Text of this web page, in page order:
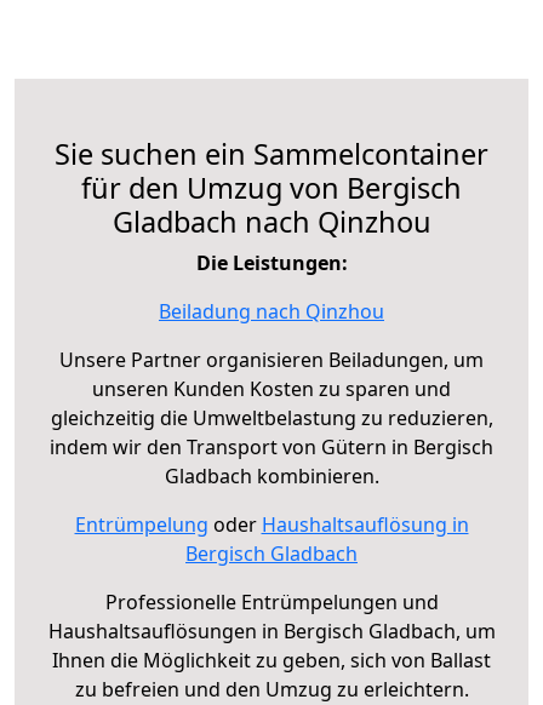
Sie suchen ein Sammelcontainer
für den Umzug von Bergisch
Gladbach nach Qinzhou
Die Leistungen:
Beiladung nach Qinzhou
Unsere Partner organisieren Beiladungen, um
unseren Kunden Kosten zu sparen und
gleichzeitig die Umweltbelastung zu reduzieren,
indem wir den Transport von Gütern in Bergisch
Gladbach kombinieren.
Entrümpelung oder Haushaltsauflösung in
Bergisch Gladbach
Professionelle Entrümpelungen und
Haushaltsauflösungen in Bergisch Gladbach, um
Ihnen die Möglichkeit zu geben, sich von Ballast
zu befreien und den Umzug zu erleichtern.